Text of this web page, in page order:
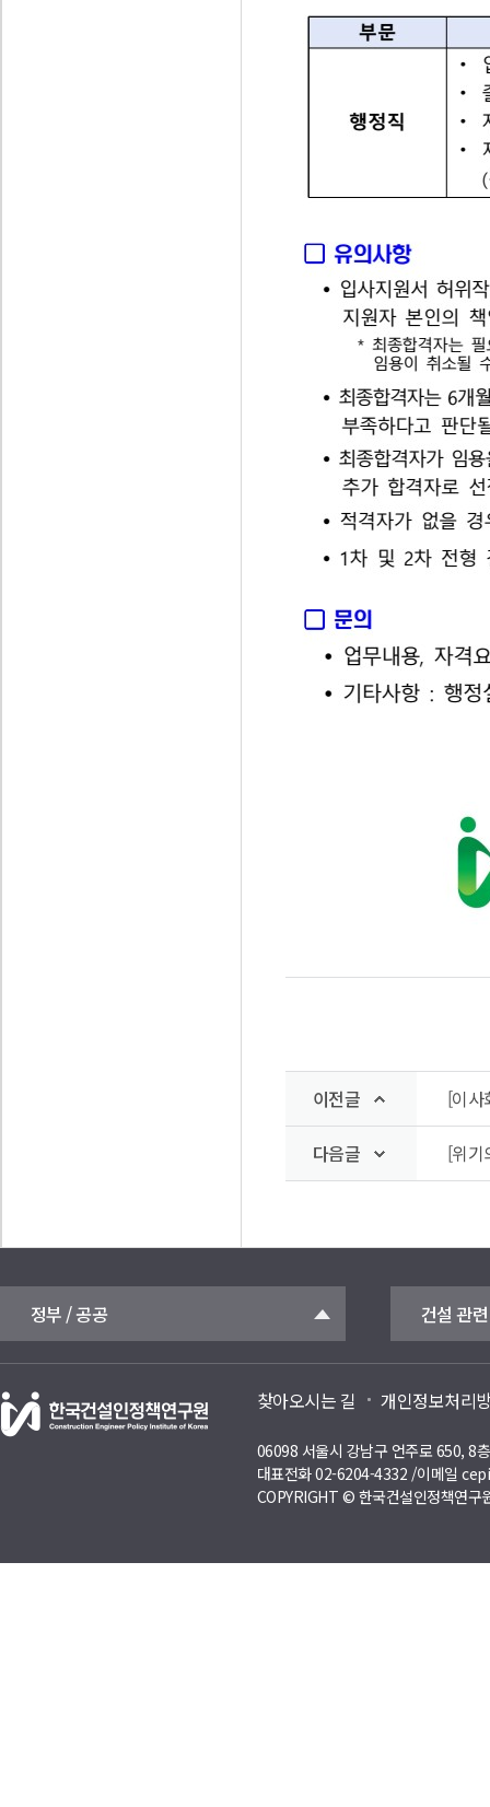
이전글 [이사
다음글 [위기
정부 / 공공 건설 관
찾아오시는 길 개인정보처리
06098 서울시 강남구 언주로 650, 8
대표전화 02-6204-4332 /이메일
COPYRIGHT © 한국건설인정책연구